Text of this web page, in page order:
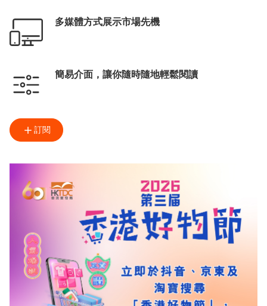
多媒體方式展示市場先機
簡易介面，讓你隨時隨地輕鬆閱讀
訂閱